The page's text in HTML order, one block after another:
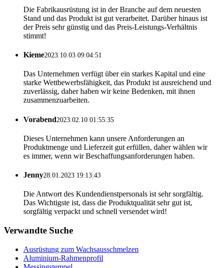
Die Fabrikausrüstung ist in der Branche auf dem neuesten
Stand und das Produkt ist gut verarbeitet. Darüber hinaus ist
der Preis sehr günstig und das Preis-Leistungs-Verhältnis
stimmt!
Kieme2023.10.03 09:04:51
Das Unternehmen verfügt über ein starkes Kapital und eine
starke Wettbewerbsfähigkeit, das Produkt ist ausreichend und
zuverlässig, daher haben wir keine Bedenken, mit ihnen
zusammenzuarbeiten.
Vorabend2023.02.10 01:55:35
Dieses Unternehmen kann unsere Anforderungen an
Produktmenge und Lieferzeit gut erfüllen, daher wählen wir
es immer, wenn wir Beschaffungsanforderungen haben.
Jenny28.01.2023 19:13:43
Die Antwort des Kundendienstpersonals ist sehr sorgfältig.
Das Wichtigste ist, dass die Produktqualität sehr gut ist,
sorgfältig verpackt und schnell versendet wird!
Verwandte Suche
Ausrüstung zum Wachsausschmelzen
Aluminium-Rahmenprofil